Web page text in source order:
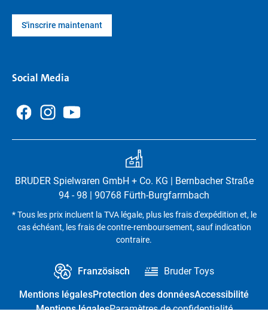
S'inscrire maintenant
Social Media
BRUDER Spielwaren GmbH + Co. KG | Bernbacher Straße
94 - 98 | 90768 Fürth-Burgfarrnbach
* Tous les prix incluent la TVA légale, plus les frais d'expédition et, le
cas échéant, les frais de contre-remboursement, sauf indication
contraire.
Französisch Bruder Toys
Mentions légalesProtection des donnéesAccessibilité
Mentions légalesParamètres de confidentialité